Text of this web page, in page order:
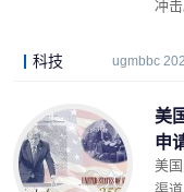
冲击
科技 ugmbbc
美
申
美